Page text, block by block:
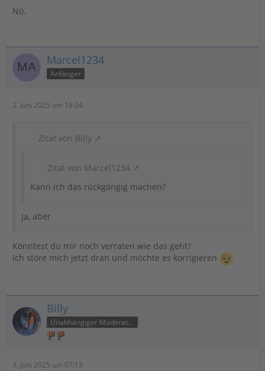
Nö.
Marcel1234
Anfänger
2. Juni 2025 um 18:24
Zitat von Billy
Zitat von Marcel1234
Kann ich das rückgängig machen?
Ja, aber
Könntest du mir noch verraten wie das geht?
Ich störe mich jetzt dran und möchte es korrigieren
Billy
Unabhängiger Moderator
3. Juni 2025 um 07:13